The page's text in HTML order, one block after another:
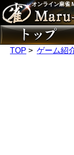
オンライン麻雀
TOP > ゲーム紹